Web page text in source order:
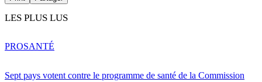
LES PLUS LUS
Sept pays votent contre le programme de santé de la Commission
PROSANTÉ